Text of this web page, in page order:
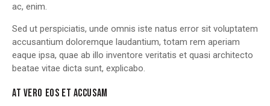
ac, enim.
Sed ut perspiciatis, unde omnis iste natus error sit voluptatem
accusantium doloremque laudantium, totam rem aperiam
eaque ipsa, quae ab illo inventore veritatis et quasi architecto
beatae vitae dicta sunt, explicabo.
AT VERO EOS ET ACCUSAM